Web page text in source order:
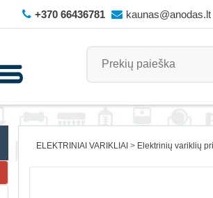
+370 66436781 kaunas@anodas.lt
ELEKTRINIAI VARIKLIAI Elektrinių variklių